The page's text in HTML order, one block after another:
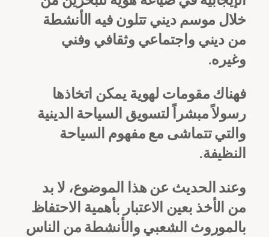
خلال موسم ديني تتلون فيه الأنشطة
من ديني واجتماعي وثقافي وفني
وغيره.
فهناك مقومات لهوية يمكن اتخاذها
رسولاً مبشراً لتسويق السياحة الدينية
والتي تتماشى مع مفهوم السياحة
النظيفة.
وعند الحديث عن هذا الموضوع، لا بد
من الأخذ بعين الاعتبار بأهمية الاحتفاظ
بالموروث الشعبي والأنشطة من الناس